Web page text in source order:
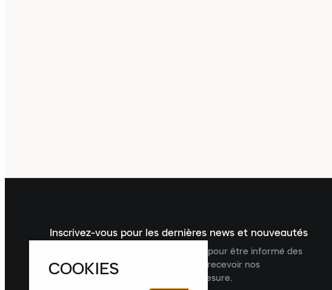
Inscrivez-vous pour les dernières news et nouveautés
Inscrivez-vous à la newsletter Laced pour être informé des
dernières nouveautés, collections et recevoir nos
recommandations de produits sur mesure.
COOKIES